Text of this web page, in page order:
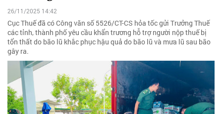
26/11/2025 14:42
Cục Thuế đã có Công văn số 5526/CT-CS hỏa tốc gửi Trưởng Thuế
các tỉnh, thành phố yêu cầu khẩn trương hỗ trợ người nộp thuế bị
tổn thất do bão lũ khắc phục hậu quả do bão lũ và mưa lũ sau bão
gây ra.